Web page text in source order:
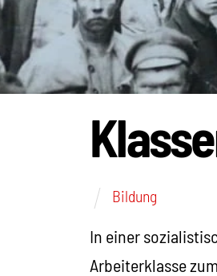
Bildung
In einer
Arbeiterklasse